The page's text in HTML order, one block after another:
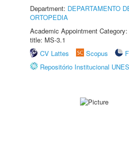
Department: DEPARTAMENTO
ORTOPEDIA
Academic Appointment
title: MS-3.1
CV Lattes
Scopus
Repositório Institucional